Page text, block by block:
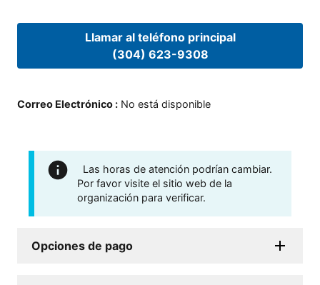
Llamar al teléfono principal
(304) 623-9308
Correo Electrónico : No está disponible
Las horas de atención podrían cambiar.
Por favor visite el sitio web de la
organización para verificar.
Opciones de pago